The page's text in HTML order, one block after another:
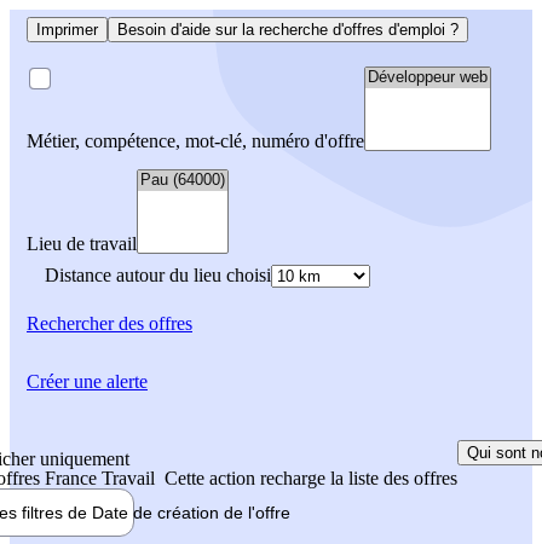
Imprimer Besoin d'aide sur la recherche d'offres d'emploi ?
Métier, compétence, mot-clé, numéro d'offre
Lieu de travail
Distance autour du lieu choisi
Rechercherdes offres
uniquement
France Travail Cette action recharge la liste des offres
Qui sont
filtres de Date de création de l'offre
Créer une alerte